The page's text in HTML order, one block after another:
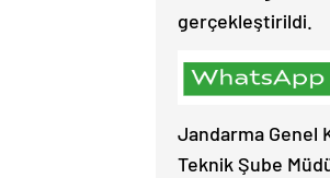
gerçekleştirildi.
Jandarma Genel
Teknik Şube